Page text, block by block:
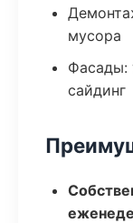
мусора
Фасады:
сайдинг